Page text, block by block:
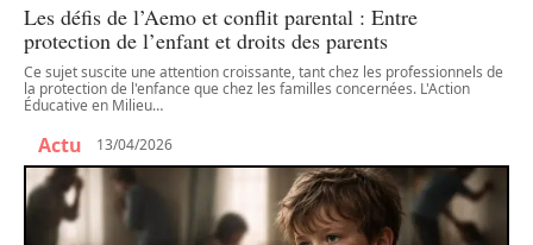
Les défis de l’Aemo et conflit parental : Entre
protection de l’enfant et droits des parents
Ce sujet suscite une attention croissante, tant chez les professionnels de
la protection de l'enfance que chez les familles concernées. L'Action
Éducative en Milieu…
Actu 13/04/2026